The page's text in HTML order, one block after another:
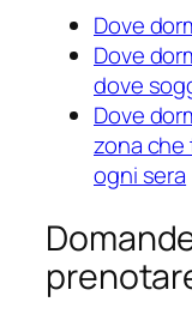
Dove
Dove
dove
Dove
zona che
ogni sera